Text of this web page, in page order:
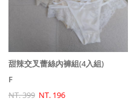
甜辣交叉蕾絲內褲組(4入組)
F
NT. 399 NT. 196